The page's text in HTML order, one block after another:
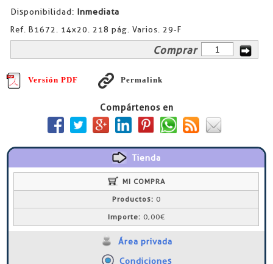
Disponibilidad: Inmediata
Ref. B1672. 14x20. 218 pág. Varios. 29-F
Comprar
Versión PDF Permalink
Compártenos en
Tienda
MI COMPRA
Productos: 0
Importe: 0,00€
Área privada
Condiciones